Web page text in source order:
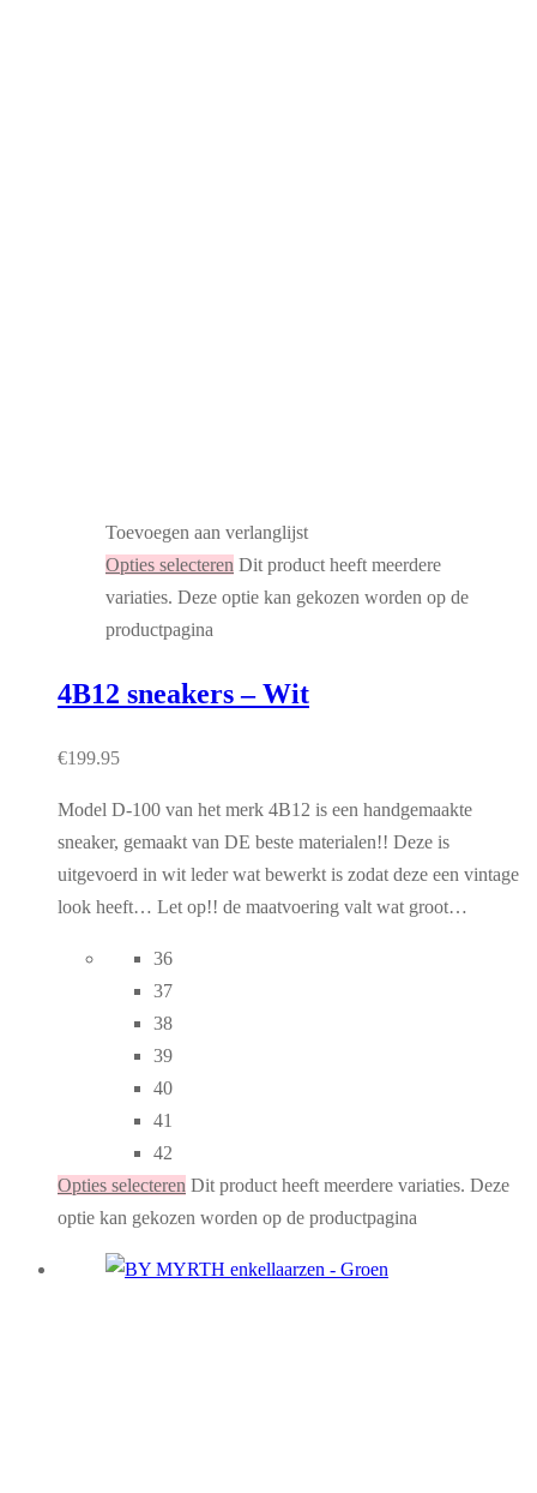
Toevoegen aan verlanglijst
Opties selecteren Dit product heeft meerdere
variaties. Deze optie kan gekozen worden op de
productpagina
4B12 sneakers – Wit
€199.95
Model D-100 van het merk 4B12 is een handgemaakte
sneaker, gemaakt van DE beste materialen!! Deze is
uitgevoerd in wit leder wat bewerkt is zodat deze een vintage
look heeft… Let op!! de maatvoering valt wat groot…
36
37
38
39
40
41
42
Opties selecteren Dit product heeft meerdere variaties. Deze
optie kan gekozen worden op de productpagina